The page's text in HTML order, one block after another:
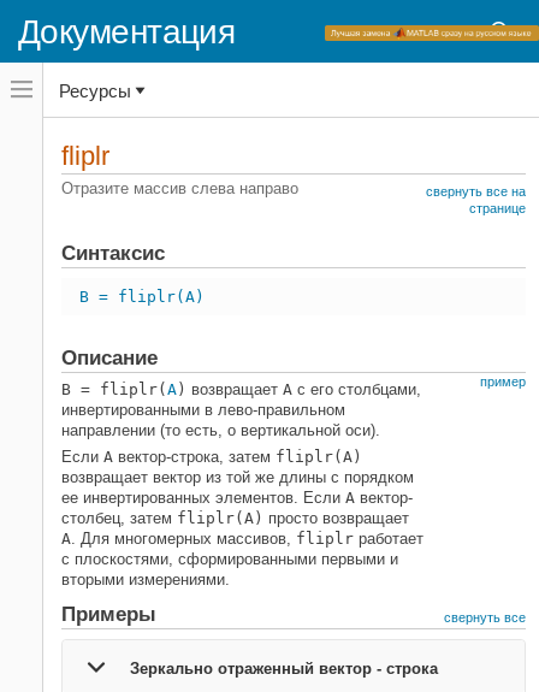
Документация
Переключатель
навигационного
меню
переключатель
навигационного
MATLAB
НА ЭТОЙ СТРАНИЦЕ
Описание
Примеры
Входные параметры
Советы
Расширенные возможности
Смотрите также
Ресурсы
fliplr
Отразите массив слева направо
свернуть все на
странице
Синтаксис
B = fliplr(A)
Описание
пример
B = fliplr( A ) возвращает A с его столбцами,
инвертированными в лево-правильном
направлении (то есть, о вертикальной оси).
Если A вектор-строка, затем fliplr(A)
возвращает вектор из той же длины с порядком
ее инвертированных элементов. Если A вектор-
столбец, затем fliplr(A) просто возвращает
A. Для многомерных массивов, fliplr работает
с плоскостями, сформированными первыми и
вторыми измерениями.
Примеры свернуть все
Зеркально отраженный вектор - строка